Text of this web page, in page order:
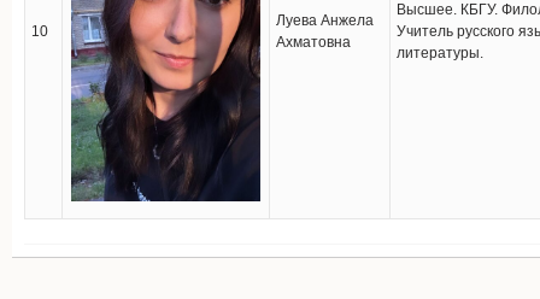
10
Луева Анжела
Ахматовна
Высшее. КБГУ.
Учитель русского
литературы.